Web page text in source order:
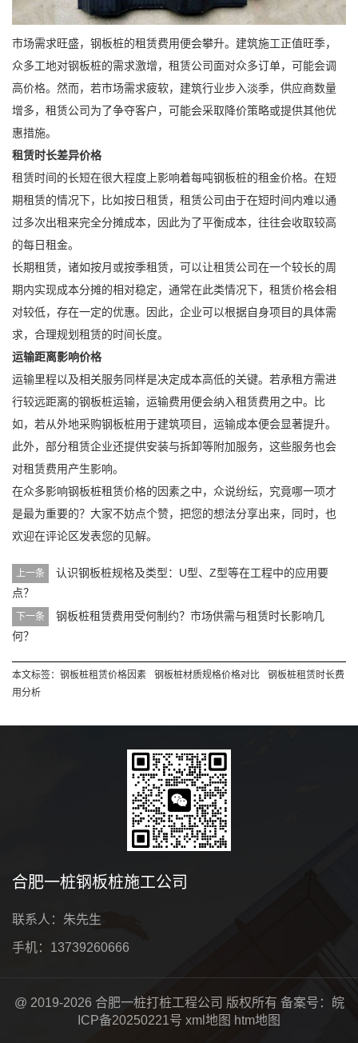
市场需求旺盛，钢板桩的租赁费用便会攀升。建筑施工正值旺季，
众多工地对钢板桩的需求激增，租赁公司面对众多订单，可能会调
高价格。然而，若市场需求疲软，建筑行业步入淡季，供应商数量
增多，租赁公司为了争夺客户，可能会采取降价策略或提供其他优
惠措施。
租赁时长差异价格
租赁时间的长短在很大程度上影响着每吨钢板桩的租金价格。在短
期租赁的情况下，比如按日租赁，租赁公司由于在短时间内难以通
过多次出租来完全分摊成本，因此为了平衡成本，往往会收取较高
的每日租金。
长期租赁，诸如按月或按季租赁，可以让租赁公司在一个较长的周
期内实现成本分摊的相对稳定，通常在此类情况下，租赁价格会相
对较低，存在一定的优惠。因此，企业可以根据自身项目的具体需
求，合理规划租赁的时间长度。
运输距离影响价格
运输里程以及相关服务同样是决定成本高低的关键。若承租方需进
行较远距离的钢板桩运输，运输费用便会纳入租赁费用之中。比
如，若从外地采购钢板桩用于建筑项目，运输成本便会显著提升。
此外，部分租赁企业还提供安装与拆卸等附加服务，这些服务也会
对租赁费用产生影响。
在众多影响钢板桩租赁价格的因素之中，众说纷纭，究竟哪一项才
是最为重要的？大家不妨点个赞，把您的想法分享出来，同时，也
欢迎在评论区发表您的见解。
上一条
认识钢板桩规格及类型：U型、Z型等在工程中的应用要
点？
下一条
钢板桩租赁费用受何制约？市场供需与租赁时长影响几
何？
本文标签： 钢板桩租赁价格因素 钢板桩材质规格价格对比
钢板桩租赁时长费
用分析
合肥一桩钢板桩施工公司
联系人：朱先生
手机：13739260666
@ 2019-2026 合肥一桩打桩工程公司 版权所有 备案号： 皖
ICP备20250221号 xml地图 htm地图